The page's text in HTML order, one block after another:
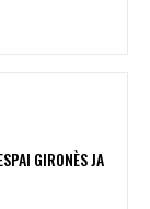
GIRONÈS JA